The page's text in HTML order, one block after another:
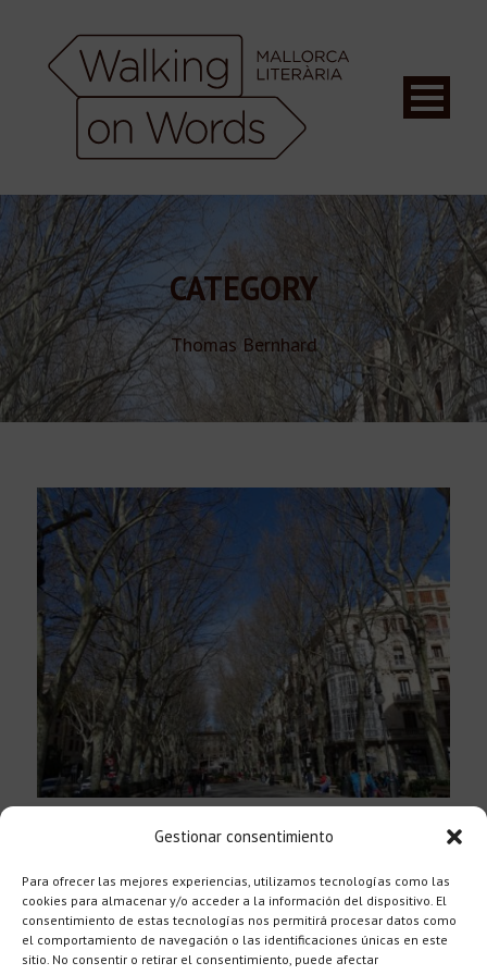
Gestionar consentimiento
Para ofrecer las mejores experiencias, utilizamos tecnologías como las
cookies para almacenar y/o acceder a la información del dispositivo. El
consentimiento de estas tecnologías nos permitirá procesar datos como
el comportamiento de navegación o las identificaciones únicas en este
sitio. No consentir o retirar el consentimiento, puede afectar
Español
CATEGORY
Thomas Bernhard
Passeig del Born